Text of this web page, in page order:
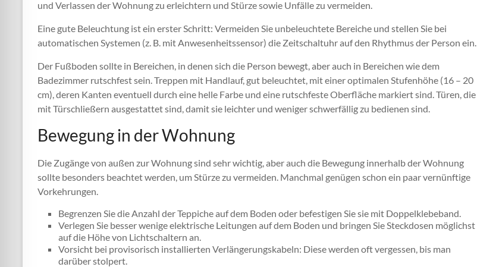
und Verlassen der Wohnung zu erleichtern und Stürze sowie Unfälle zu vermeiden.
Eine gute Beleuchtung ist ein erster Schritt: Vermeiden Sie unbeleuchtete Bereiche und stellen Sie bei
automatischen Systemen (z. B. mit Anwesenheitssensor) die Zeitschaltuhr auf den Rhythmus der Person ein.
Der Fußboden sollte in Bereichen, in denen sich die Person bewegt, aber auch in Bereichen wie dem
Badezimmer rutschfest sein. Treppen mit Handlauf, gut beleuchtet, mit einer optimalen Stufenhöhe (16 – 20
cm), deren Kanten eventuell durch eine helle Farbe und eine rutschfeste Oberfläche markiert sind. Türen, die
mit Türschließern ausgestattet sind, damit sie leichter und weniger schwerfällig zu bedienen sind.
Bewegung in der Wohnung
Die Zugänge von außen zur Wohnung sind sehr wichtig, aber auch die Bewegung innerhalb der Wohnung
sollte besonders beachtet werden, um Stürze zu vermeiden. Manchmal genügen schon ein paar vernünftige
Vorkehrungen.
Begrenzen Sie die Anzahl der Teppiche auf dem Boden oder befestigen Sie sie mit Doppelklebeband.
Verlegen Sie besser wenige elektrische Leitungen auf dem Boden und bringen Sie Steckdosen möglichst
auf die Höhe von Lichtschaltern an.
Vorsicht bei provisorisch installierten Verlängerungskabeln: Diese werden oft vergessen, bis man
darüber stolpert.